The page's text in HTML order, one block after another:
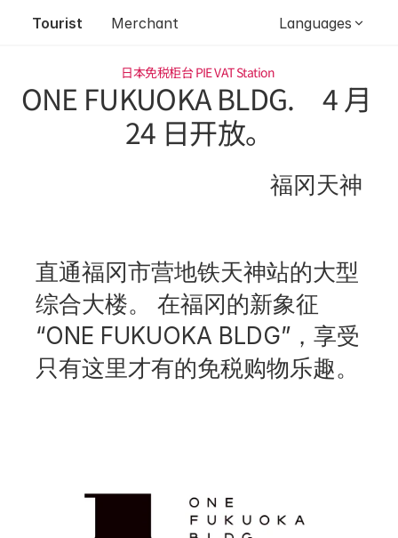
Tourist Merchant Languages
日本免税柜台 PIE VAT Station
ONE FUKUOKA BLDG.　4 月
24 日开放。
福冈天神
直通福冈市营地铁天神站的大型
综合大楼。 在福冈的新象征
“ONE FUKUOKA BLDG”，享受
只有这里才有的免税购物乐趣。